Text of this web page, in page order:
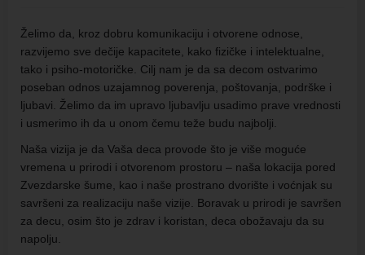
Želimo da, kroz dobru komunikaciju i otvorene odnose,
razvijemo sve dečije kapacitete, kako fizičke i intelektualne,
tako i psiho-motoričke. Cilj nam je da sa decom ostvarimo
poseban odnos uzajamnog poverenja, poštovanja, podrške i
ljubavi. Želimo da im upravo ljubavlju usadimo prave vrednosti
i usmerimo ih da u onom čemu teže budu najbolji.
Naša vizija je da Vaša deca provode što je više moguće
vremena u prirodi i otvorenom prostoru – naša lokacija pored
Zvezdarske šume, kao i naše prostrano dvorište i voćnjak su
savršeni za realizaciju naše vizije. Boravak u prirodi je savršen
za decu, osim što je zdrav i koristan, deca obožavaju da su
napolju.